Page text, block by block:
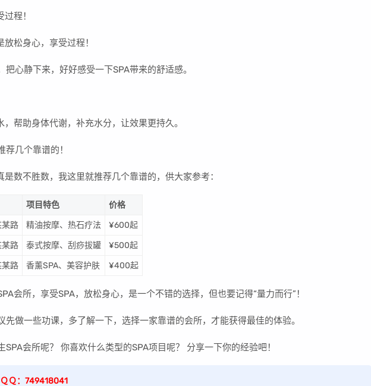
程！
松身心，享受过程！
心静下来，好好感受一下SPA带来的舒适感。
帮助身体代谢，补充水分，让效果更持久。
荐几个靠谱的！
是数不胜数，我这里就推荐几个靠谱的，供大家参考：
项目特色
价格
某路 精油按摩、热石疗法
¥600起
路 泰式按摩、刮痧拔罐
¥500起
某路 香薰SPA、美容护肤 ¥400起
会所，享受SPA，放松身心，是一个不错的选择，但也要记得“量力而行”！
先做一些功课，多了解一下，选择一家靠谱的会所，才能获得最佳的体验。
会所呢？ 你喜欢什么类型的SPA项目呢？ 分享一下你的经验吧！
Ｑ：749418041